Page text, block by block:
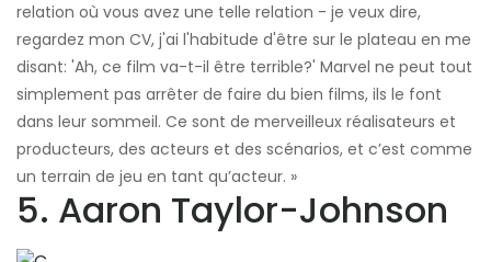
relation où vous avez une telle relation - je veux dire,
regardez mon CV, j'ai l'habitude d'être sur le plateau en me
disant: 'Ah, ce film va-t-il être terrible?' Marvel ne peut tout
simplement pas arrêter de faire du bien films, ils le font
dans leur sommeil. Ce sont de merveilleux réalisateurs et
producteurs, des acteurs et des scénarios, et c’est comme
un terrain de jeu en tant qu’acteur. »
5. Aaron Taylor-Johnson